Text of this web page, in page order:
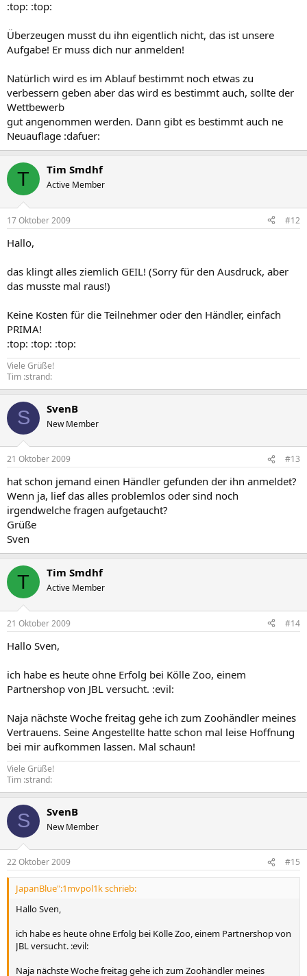
:top: :top:
Überzeugen musst du ihn eigentlich nicht, das ist unsere
Aufgabe! Er muss dich nur anmelden!
Natürlich wird es im Ablauf bestimmt noch etwas zu
verbessern geben aber das wird es bestimmt auch, sollte der
Wettbewerb
gut angenommen werden. Dann gibt es bestimmt auch ne
Neuauflage :dafuer:
T Tim Smdhf
Active Member
17 Oktober 2009 #12
Hallo,
das klingt alles ziemlich GEIL! (Sorry für den Ausdruck, aber
das musste mal raus!)
Keine Kosten für die Teilnehmer oder den Händler, einfach
PRIMA!
:top: :top: :top:
Viele Grüße!
Tim :strand:
S SvenB
New Member
21 Oktober 2009 #13
hat schon jemand einen Händler gefunden der ihn anmeldet?
Wenn ja, lief das alles problemlos oder sind noch
irgendwelche fragen aufgetaucht?
Grüße
Sven
T Tim Smdhf
Active Member
21 Oktober 2009 #14
Hallo Sven,
ich habe es heute ohne Erfolg bei Kölle Zoo, einem
Partnershop von JBL versucht. :evil:
Naja nächste Woche freitag gehe ich zum Zoohändler meines
Vertrauens. Seine Angestellte hatte schon mal leise Hoffnung
bei mir aufkommen lassen. Mal schaun!
Viele Grüße!
Tim :strand:
S SvenB
New Member
22 Oktober 2009 #15
JapanBlue":1mvpol1k schrieb:
Hallo Sven,
ich habe es heute ohne Erfolg bei Kölle Zoo, einem Partnershop von
JBL versucht. :evil:
Naja nächste Woche freitag gehe ich zum Zoohändler meines